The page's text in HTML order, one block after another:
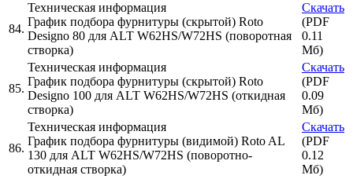
84.
Техническая информация
График подбора фурнитуры (скрытой) Roto
Designo 80 для ALT W62HS/W72HS (поворотная
створка)
Скачать
(PDF
0.11
Мб)
85.
Техническая информация
График подбора фурнитуры (скрытой) Roto
Designo 100 для ALT W62HS/W72HS (откидная
створка)
Скачать
(PDF
0.09
Мб)
86.
Техническая информация
График подбора фурнитуры (видимой) Roto AL
130 для ALT W62HS/W72HS (поворотно-
откидная створка)
Скачать
(PDF
0.12
Мб)